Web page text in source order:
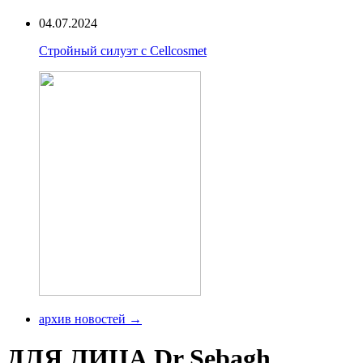
04.07.2024
Стройный силуэт с Cellcosmet
архив новостей →